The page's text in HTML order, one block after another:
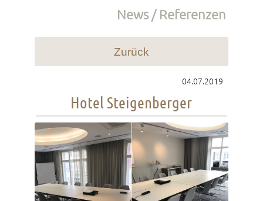
News / Referenzen
Zurück
04.07.2019
Hotel Steigenberger